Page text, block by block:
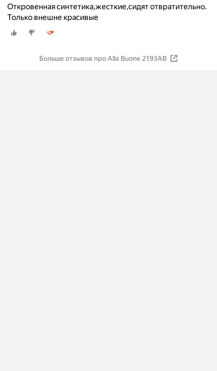
Откровенная синтетика,жесткие,сидят отвратительно.
Только внешне красивые
Больше отзывов про Alla Buone 2193AB